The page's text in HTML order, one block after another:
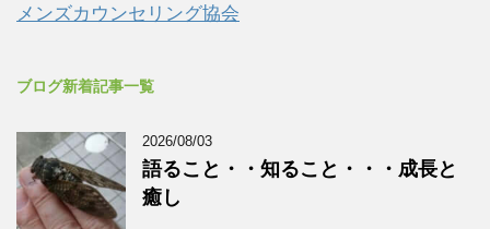
メンズカウンセリング協会
ブログ新着記事一覧
2026/08/03
語ること・・知ること・・・成長と
癒し